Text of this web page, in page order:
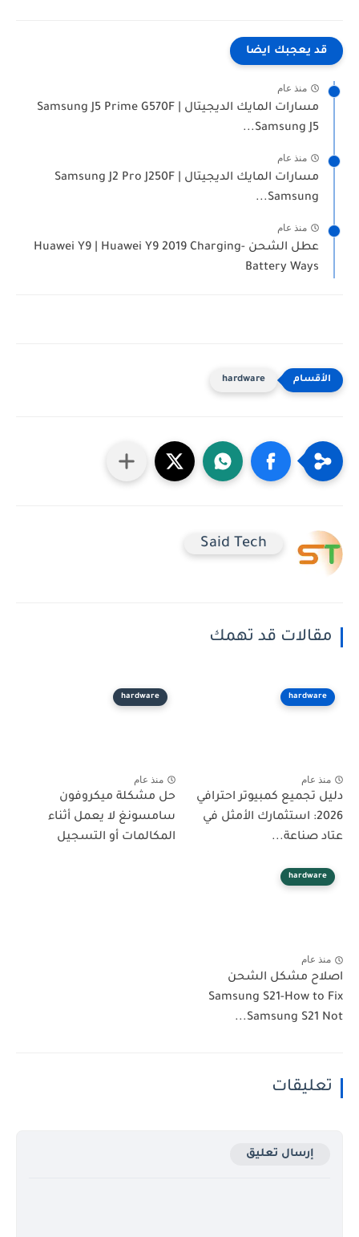
قد يعجبك ايضا
منذ عام
مسارات المايك الديجيتال Samsung J5 Prime G570F |
Samsung J5...
منذ عام
مسارات المايك الديجيتال Samsung J2 Pro J250F |
Samsung...
منذ عام
عطل الشحن Huawei Y9 | Huawei Y9 2019 Charging-
Battery Ways
hardware
Said Tech
مقالات قد تهمك
hardware
منذ عام
دليل تجميع كمبيوتر احترافي
2026: استثمارك الأمثل في
عتاد صناعة...
hardware
منذ عام
حل مشكلة ميكروفون
سامسونغ لا يعمل أثناء
المكالمات أو التسجيل
hardware
منذ عام
اصلاح مشكل الشحن
Samsung S21-How to Fix
Samsung S21 Not...
تعليقات
إرسال تعليق